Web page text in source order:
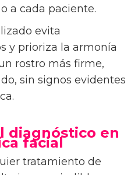
a cada paciente.
evita
y prioriza la armonía
rostro más firme,
sin signos evidentes
diagnóstico en
facial
tratamiento de